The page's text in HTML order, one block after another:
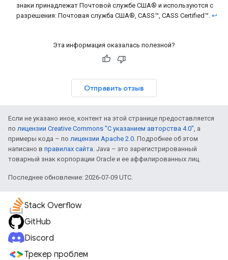
знаки принадлежат Почтовой службе США® и используются с
разрешения: Почтовая служба США®, CASS™, CASS Certified™. ↩
Эта информация оказалась полезной?
Отправить отзыв
Если не указано иное, контент на этой странице предоставляется
по лицензии Creative Commons "С указанием авторства 4.0" , а
примеры кода – по лицензии Apache 2.0 . Подробнее об этом
написано в правилах сайта . Java – это зарегистрированный
товарный знак корпорации Oracle и ее аффилированных лиц.
Последнее обновление: 2026-07-09 UTC.
Stack Overflow
GitHub
Discord
Трекер проблем